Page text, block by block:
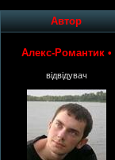
Автор
Алекс-Романтик •
відвідувач